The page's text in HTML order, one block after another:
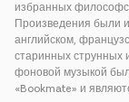
избранных
Произведения были
английском,
старинных струнных
фоновой музыкой
«Bookmate» и